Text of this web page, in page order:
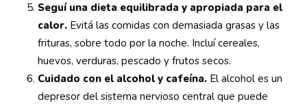
Seguí una dieta equilibrada y apropiada para el
calor. Evitá las comidas con demasiada grasas y las
frituras, sobre todo por la noche. Incluí cereales,
huevos, verduras, pescado y frutos secos.
Cuidado con el alcohol y cafeína. El alcohol es un
depresor del sistema nervioso central que puede